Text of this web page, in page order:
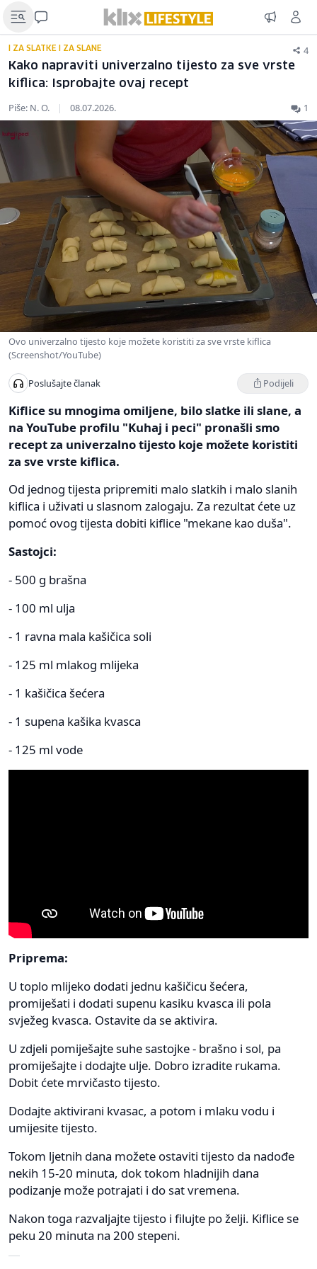
I ZA SLATKE I ZA SLANE 4
Kako napraviti univerzalno tijesto za sve vrste
kiflica: Isprobajte ovaj recept
Piše: N. O. | 08.07.2026. 1
Ovo univerzalno tijesto koje možete koristiti za sve vrste kiflica
(Screenshot/YouTube)
Poslušajte članak Podijeli
Kiflice su mnogima omiljene, bilo slatke ili slane, a
na YouTube profilu "Kuhaj i peci" pronašli smo
recept za univerzalno tijesto koje možete koristiti
za sve vrste kiflica.
Od jednog tijesta pripremiti malo slatkih i malo slanih
kiflica i uživati u slasnom zalogaju. Za rezultat ćete uz
pomoć ovog tijesta dobiti kiflice "mekane kao duša".
Sastojci:
- 500 g brašna
- 100 ml ulja
- 1 ravna mala kašičica soli
- 125 ml mlakog mlijeka
- 1 kašičica šećera
- 1 supena kašika kvasca
- 125 ml vode
Priprema:
U toplo mlijeko dodati jednu kašičicu šećera,
promiješati i dodati supenu kasiku kvasca ili pola
svježeg kvasca. Ostavite da se aktivira.
U zdjeli pomiješajte suhe sastojke - brašno i sol, pa
promiješajte i dodajte ulje. Dobro izradite rukama.
Dobit ćete mrvičasto tijesto.
Dodajte aktivirani kvasac, a potom i mlaku vodu i
umijesite tijesto.
Tokom ljetnih dana možete ostaviti tijesto da nadođe
nekih 15-20 minuta, dok tokom hladnijih dana
podizanje može potrajati i do sat vremena.
Nakon toga razvaljajte tijesto i filujte po želji. Kiflice se
peku 20 minuta na 200 stepeni.